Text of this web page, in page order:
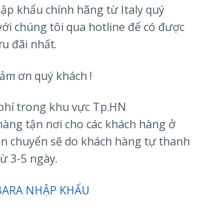
khẩu chính hãng từ Italy quý
chúng tôi qua hotline để có được
đãi nhất.
ơn quý khách !
trong khu vực Tp.HN
tận nơi cho các khách hàng ở
chuyển sẽ do khách hàng tự thanh
3-5 ngày.
NHẬP KHẨU